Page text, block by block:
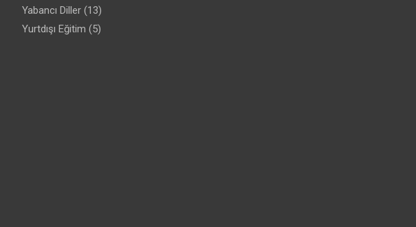
Yabancı Diller (13)
Yurtdışı Eğitim (5)